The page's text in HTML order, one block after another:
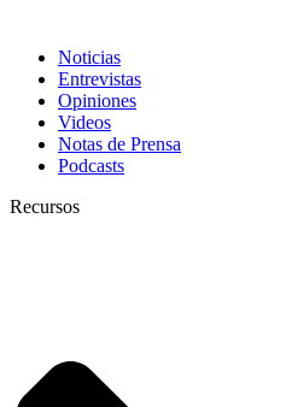
Noticias
Entrevistas
Opiniones
Videos
Notas de Prensa
Podcasts
Recursos